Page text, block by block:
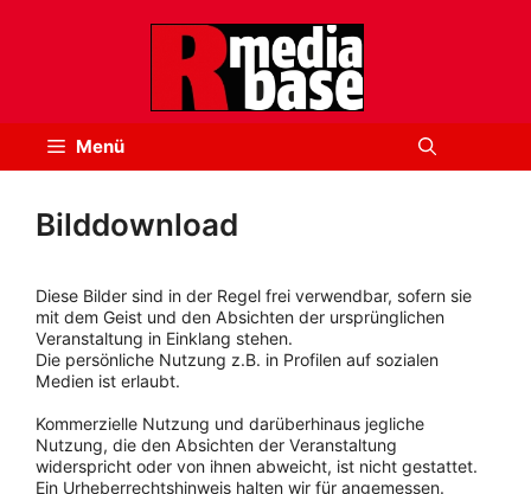
Menü
Bilddownload
Diese Bilder sind in der Regel frei verwendbar, sofern sie
mit dem Geist und den Absichten der ursprünglichen
Veranstaltung in Einklang stehen.
Die persönliche Nutzung z.B. in Profilen auf sozialen
Medien ist erlaubt.
Kommerzielle Nutzung und darüberhinaus jegliche
Nutzung, die den Absichten der Veranstaltung
widerspricht oder von ihnen abweicht, ist nicht gestattet.
Ein Urheberrechtshinweis halten wir für angemessen.